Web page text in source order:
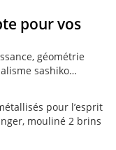
pour vos
géométrie
sashiko…
pour l’esprit
mouliné 2 brins